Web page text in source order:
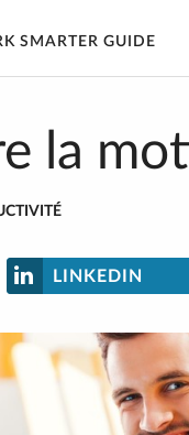
SMARTER GUIDE
la
LINKEDIN